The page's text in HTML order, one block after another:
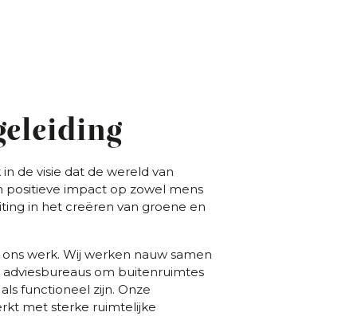
de visie dat de wereld van
impact op zowel mens
in het creëren van groene en
werk. Wij werken nauw samen
om buitenruimtes
functioneel zijn. Onze
met sterke ruimtelijke